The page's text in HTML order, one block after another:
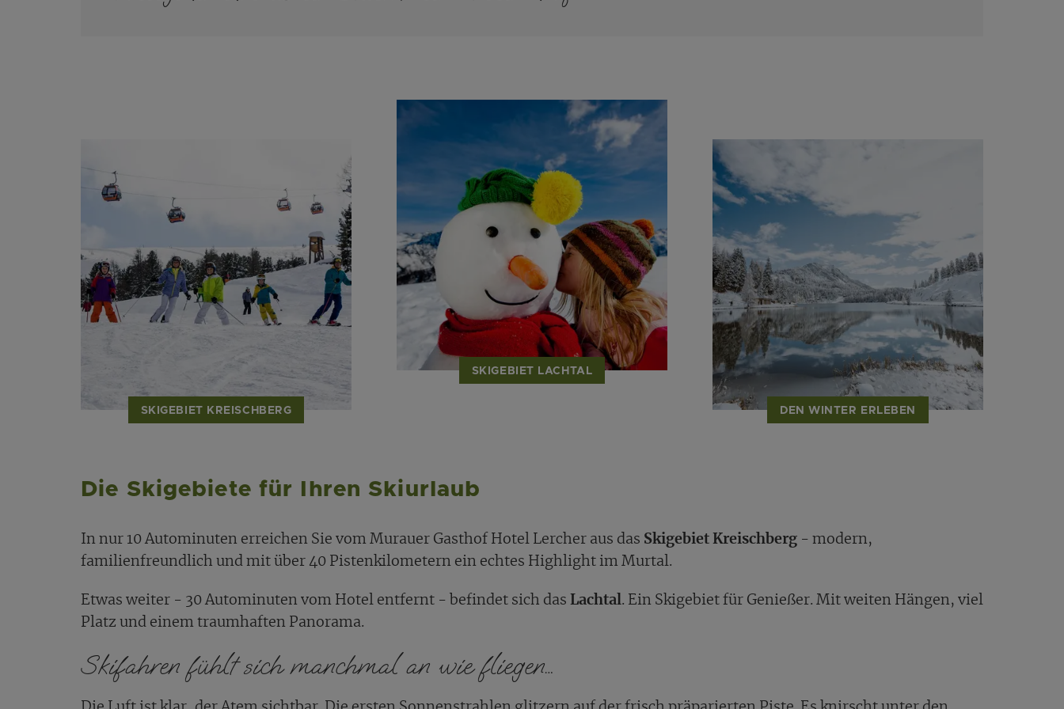
SKIGEBIET KREISCHBERG
SKIGEBIET LACHTAL
DEN WINTER ERLEBEN
Die Skigebiete für Ihren Skiurlaub
In nur 10 Autominuten erreichen Sie vom Murauer Gasthof Hotel Lercher aus das Skigebiet Kreischberg - modern,
familienfreundlich und mit über 40 Pistenkilometern ein echtes Highlight im Murtal.
Etwas weiter - 30 Autominuten vom Hotel entfernt - befindet sich das Lachtal. Ein Skigebiet für Genießer. Mit weiten Hängen, viel
Platz und einem traumhaften Panorama.
Skifahren fühlt sich manchmal an wie fliegen…